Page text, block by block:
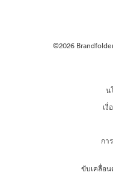
©2026
น
เงื่
กา
ขับเคลื่อน